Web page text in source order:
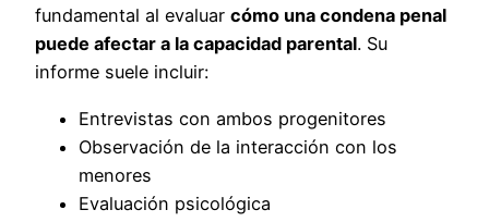
fundamental al evaluar cómo una condena penal
puede afectar a la capacidad parental. Su
informe suele incluir:
Entrevistas con ambos progenitores
Observación de la interacción con los
menores
Evaluación psicológica